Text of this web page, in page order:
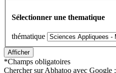
Sélectionner une thematique
thématique
*Champs obligatoires
Chercher sur Abhatoo avec Google :